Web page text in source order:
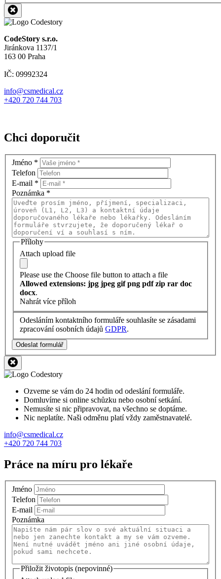
CodeStory s.r.o.
Jiránkova 1137/1
163 00 Praha
IČ: 09992324
info@csmedical.cz
+420 720 744 703
Chci doporučit
Jméno *
Telefon
E-mail *
Poznámka *
Přílohy
Attach upload file
Please use the Choose file button to attach a file
Allowed extensions: jpg jpeg gif png pdf zip rar doc
docx.
Nahrát více příloh
Odesláním kontaktního formuláře souhlasíte se zásadami
zpracování osobních údajů GDPR.
Odeslat formulář
Ozveme se vám do 24 hodin od odeslání formuláře.
Domluvíme si online schůzku nebo osobní setkání.
Nemusíte si nic připravovat, na všechno se doptáme.
Nic neplatíte. Naši odměnu platí vždy zaměstnavatelé.
info@csmedical.cz
+420 720 744 703
Práce na míru pro lékaře
Jméno
Telefon
E-mail
Poznámka
Přiložit životopis (nepovinné)